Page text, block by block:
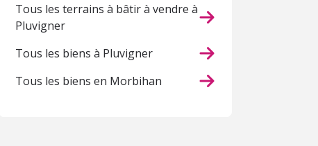
Tous les terrains à bâtir à vendre à
Pluvigner
Tous les biens à Pluvigner
Tous les biens en Morbihan